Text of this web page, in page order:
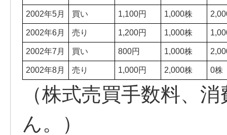
2002年5月 買い 1,100円 1,000株
2002年6月 売り 1,200円 1,000株
2002年7月 買い 800円 1,000株
2002年8月 売り 1,000円 2,000株 0株
（株式売買手数料、
ん。）